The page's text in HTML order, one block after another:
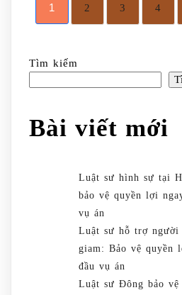
1 2 3 4
Tìm kiếm
Bài viết mới
Luật sư hình sự tại
bảo vệ quyền lợi
vụ án
Luật sư hỗ trợ
giam: Bảo vệ quyền
đầu vụ án
Luật sư Đông bảo